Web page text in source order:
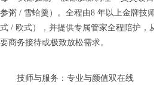
参粥 / 雪蛤羹）。全程由8 年以上金牌技
式 / 欧式），并提供专属管家全程陪护，
要商务接待或极致放松需求。
技师与服务：专业与颜值双在线